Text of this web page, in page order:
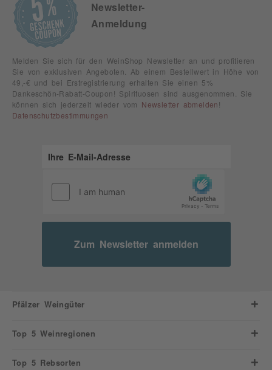
Newsletter-
Anmeldung
Melden Sie sich für den WeinShop Newsletter an und profitieren
Sie von exklusiven Angeboten. Ab einem Bestellwert in Höhe von
49,-€ und bei Erstregistrierung erhalten Sie einen 5%
Dankeschön-Rabatt-Coupon! Spirituosen sind ausgenommen. Sie
können sich jederzeit wieder vom Newsletter abmelden !
Datenschutzbestimmungen
Zum Newsletter anmelden
Pfälzer Weingüter
Top 5 Weinregionen
Top 5 Rebsorten